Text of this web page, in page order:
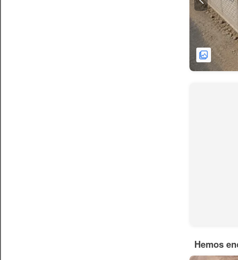
Hemos